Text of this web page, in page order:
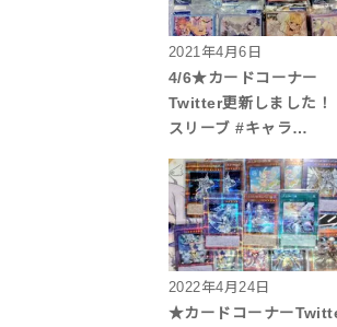
2021年4月6日
4/6★カードコーナー
Twitter更新しました！
スリーブ #キャラ…
2022年4月24日
★カードコーナー